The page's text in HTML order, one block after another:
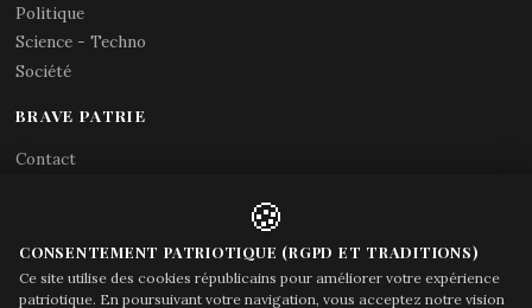
Politique
Science - Techno
Société
BRAVE PATRIE
Contact
Acces gouvernement
🍪
CONSENTEMENT PATRIOTIQUE (RGPD ET TRADITIONS)
Ce site utilise des cookies républicains pour améliorer votre expérience
patriotique. En poursuivant votre navigation, vous acceptez notre vision